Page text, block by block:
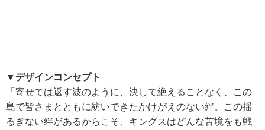
▼デザインコンセプト
「寄せては返す波のように、決して絶えることなく、この
島で皆さまとともに紡いできたかけがえのない絆。この揺
るぎない絆があるからこそ、キングスはどんな苦境をも戦